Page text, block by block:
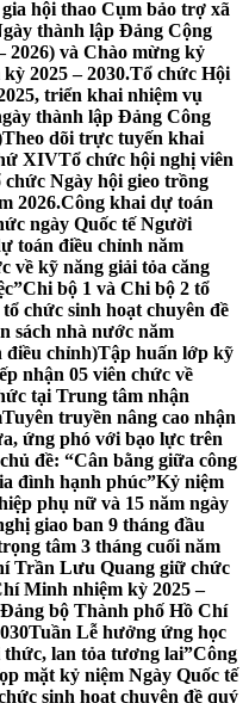
hội thao Cụm bảo trợ xã
thành lập Đảng Cộng
2026) và Chào mừng kỷ
2025 – 2030.Tổ chức Hội
triển khai nhiệm vụ
thành lập Đảng Công
Theo dõi trực tuyến khai
XIVTổ chức hội nghị viên
chức Ngày hội gieo trồng
2026.Công khai dự toán
ngày Quốc tế Người
toán điều chỉnh năm
về kỹ năng giải tỏa căng
Chi bộ 1 và Chi bộ 2 tổ
chức sinh hoạt chuyên đề
sách nhà nước năm
điều chỉnh)Tập huấn lớp kỹ
nhận 05 viên chức về
tại Trung tâm nhận
Tuyên truyền nâng cao nhận
ứng phó với bạo lực trên
đề: “Cân bằng giữa công
đình hạnh phúc”Kỷ niệm
phụ nữ và 15 năm ngày
giao ban 9 tháng đầu
tâm 3 tháng cuối năm
Trần Lưu Quang giữ chức
Minh nhiệm kỳ 2025 –
bộ Thành phố Hồ Chí
Tuần Lễ hưởng ứng học
lan tỏa tương lai”Công
mặt kỷ niệm Ngày Quốc tế
sinh hoạt chuyên đề quý